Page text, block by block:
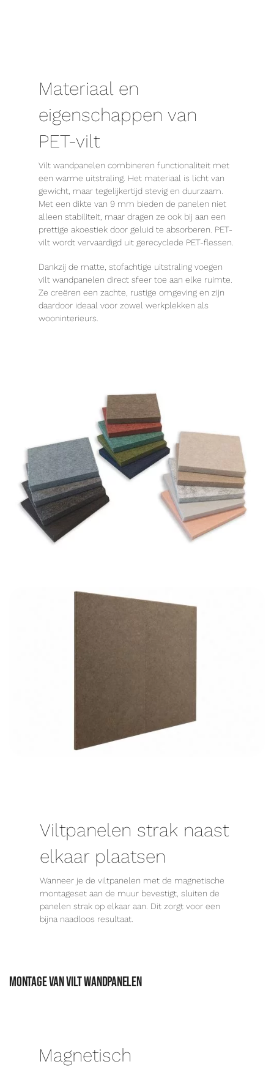
Materiaal en
eigenschappen van
PET-vilt
Vilt wandpanelen combineren functionaliteit met
een warme uitstraling. Het materiaal is licht van
gewicht, maar tegelijkertijd stevig en duurzaam.
Met een dikte van 9 mm bieden de panelen niet
alleen stabiliteit, maar dragen ze ook bij aan een
prettige akoestiek door geluid te absorberen. PET-
vilt wordt vervaardigd uit gerecyclede PET-flessen.
Dankzij de matte, stofachtige uitstraling voegen
vilt wandpanelen direct sfeer toe aan elke ruimte.
Ze creëren een zachte, rustige omgeving en zijn
daardoor ideaal voor zowel werkplekken als
wooninterieurs.
Viltpanelen strak naast
elkaar plaatsen
Wanneer je de viltpanelen met de magnetische
montageset aan de muur bevestigt, sluiten de
panelen strak op elkaar aan. Dit zorgt voor een
bijna naadloos resultaat.
Montage van vilt wandpanelen
Magnetisch